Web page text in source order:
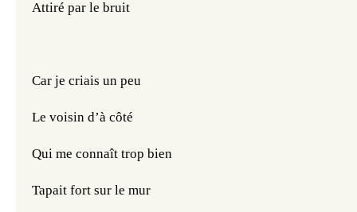
Attiré par le bruit
Car je criais un peu
Le voisin d’à côté
Qui me connaît trop bien
Tapait fort sur le mur